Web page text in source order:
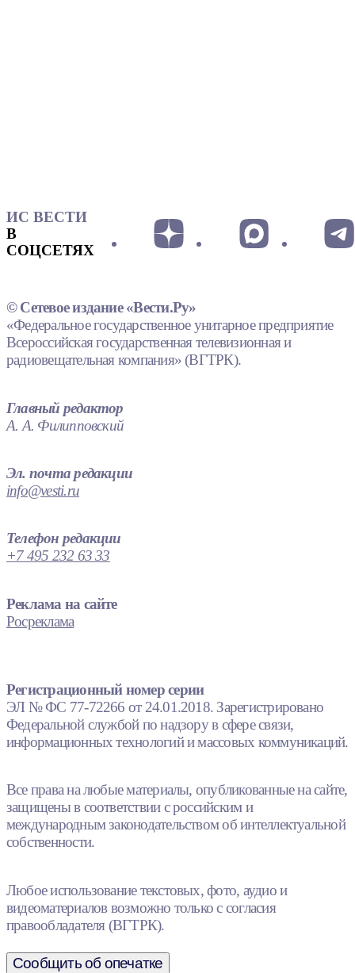
ИС ВЕСТИ
В
СОЦСЕТЯХ
© Сетевое издание «Вести.Ру»
«Федеральное государственное унитарное предприятие
Всероссийская государственная телевизионная и
радиовещательная компания» (ВГТРК).
Главный редактор
А. А. Филипповский
Эл. почта редакции
info@vesti.ru
Телефон редакции
+7 495 232 63 33
Реклама на сайте
Росреклама
Регистрационный номер серии
ЭЛ № ФС 77-72266 от 24.01.2018. Зарегистрировано
Федеральной службой по надзору в сфере связи,
информационных технологий и массовых коммуникаций.
Все права на любые материалы, опубликованные на сайте,
защищены в соответствии с российским и
международным законодательством об интеллектуальной
собственности.
Любое использование текстовых, фото, аудио и
видеоматериалов возможно только с согласия
правообладателя (ВГТРК).
Сообщить об опечатке